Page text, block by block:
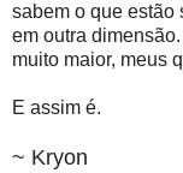
sabem o que estão
em outra
muito maior, meus
E assim é.
~ Kryon